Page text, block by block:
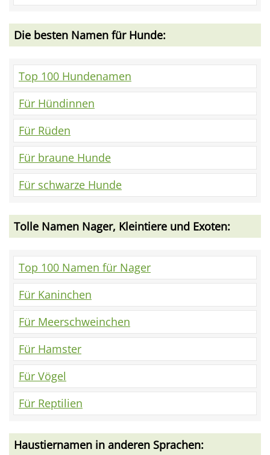
Die besten Namen für Hunde:
Top 100 Hundenamen
Für Hündinnen
Für Rüden
Für braune Hunde
Für schwarze Hunde
Tolle Namen Nager, Kleintiere und Exoten:
Top 100 Namen für Nager
Für Kaninchen
Für Meerschweinchen
Für Hamster
Für Vögel
Für Reptilien
Haustiernamen in anderen Sprachen: